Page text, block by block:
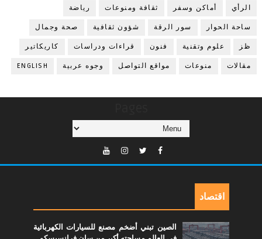
الرأي أماكن وسفر ثقافة ومنوعات رياضة
ساحة الحوار سور الرقة شؤون ثقافية صحة وجمال
ظز علوم وتقنية فنون قراءات ودراسات كاريكاتير
مقالات منوعات مواقع التواصل وجوه عربية ENGLISH
اقتصاد
الصين تبني أضخم مصنع للسيارات الكهربائية